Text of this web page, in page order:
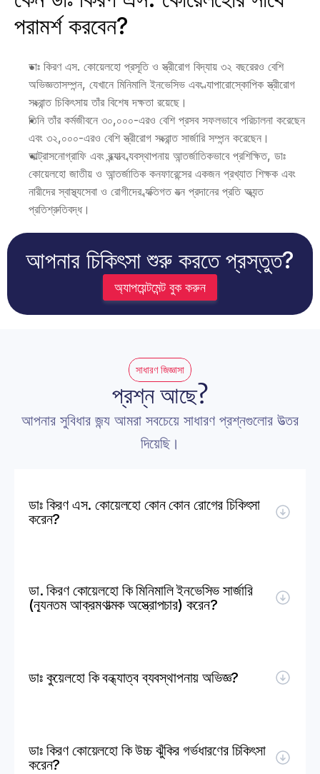
পরামর্শ করবেন?
ডাঃ কিরণ এস. কোয়েলহো প্রসূতি ও স্ত্রীরোগ বিদ্যায় ৩২ বছরেরও বেশি
অভিজ্ঞতাসম্পন্ন, যেখানে মিনিমালি ইনভেসিভ এবং ল্যাপারোস্কোপিক স্ত্রীরোগ
সংক্রান্ত চিকিৎসায় তাঁর বিশেষ দক্ষতা রয়েছে।
তিনি তাঁর কর্মজীবনে ৩০,০০০-এরও বেশি প্রসব সফলভাবে পরিচালনা করেছেন
এবং ৩২,০০০-এরও বেশি স্ত্রীরোগ সংক্রান্ত সার্জারি সম্পন্ন করেছেন।
আল্ট্রাসনোগ্রাফি এবং বন্ধ্যাত্ব ব্যবস্থাপনায় আন্তর্জাতিকভাবে প্রশিক্ষিত, ডাঃ
কোয়েলহো জাতীয় ও আন্তর্জাতিক কনফারেন্সের একজন প্রখ্যাত শিক্ষক এবং
নারীদের স্বাস্থ্যসেবা ও রোগীদের ব্যক্তিগত যত্ন প্রদানের প্রতি অত্যন্ত
প্রতিশ্রুতিবদ্ধ।
আপনার চিকিৎসা শুরু করতে প্রস্তুত?
অ্যাপয়েন্টমেন্ট বুক করুন
সাধারণ জিজ্ঞাসা
প্রশ্ন আছে?
আপনার সুবিধার জন্য আমরা সবচেয়ে সাধারণ প্রশ্নগুলোর উত্তর
দিয়েছি।
ডাঃ কিরণ এস. কোয়েলহো কোন কোন রোগের চিকিৎসা
করেন?
ডা. কিরণ কোয়েলহো কি মিনিমালি ইনভেসিভ সার্জারি
(ন্যূনতম আক্রমণাত্মক অস্ত্রোপচার) করেন?
ডাঃ কুয়েলহো কি বন্ধ্যাত্ব ব্যবস্থাপনায় অভিজ্ঞ?
ডাঃ কিরণ কোয়েলহো কি উচ্চ ঝুঁকির গর্ভধারণের চিকিৎসা
করেন?